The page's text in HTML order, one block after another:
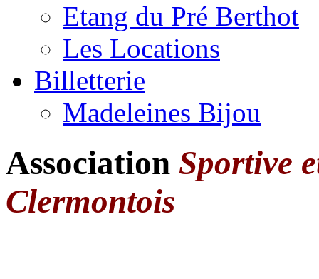
Etang du Pré Berthot
Les Locations
Billetterie
Madeleines Bijou
Association Sportive
Clermontois